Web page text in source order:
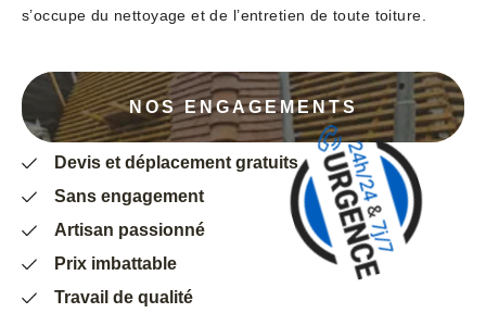
s’occupe du nettoyage et de l’entretien de toute toiture.
NOS ENGAGEMENTS
Devis et déplacement gratuits
Sans engagement
Artisan passionné
Prix imbattable
Travail de qualité